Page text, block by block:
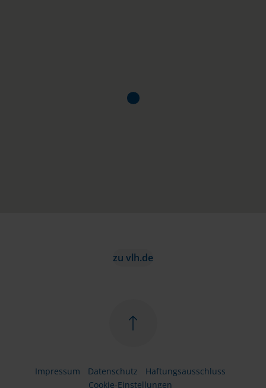
zu vlh.de
Impressum Datenschutz
Haftungsausschluss
Cookie-Einstellungen